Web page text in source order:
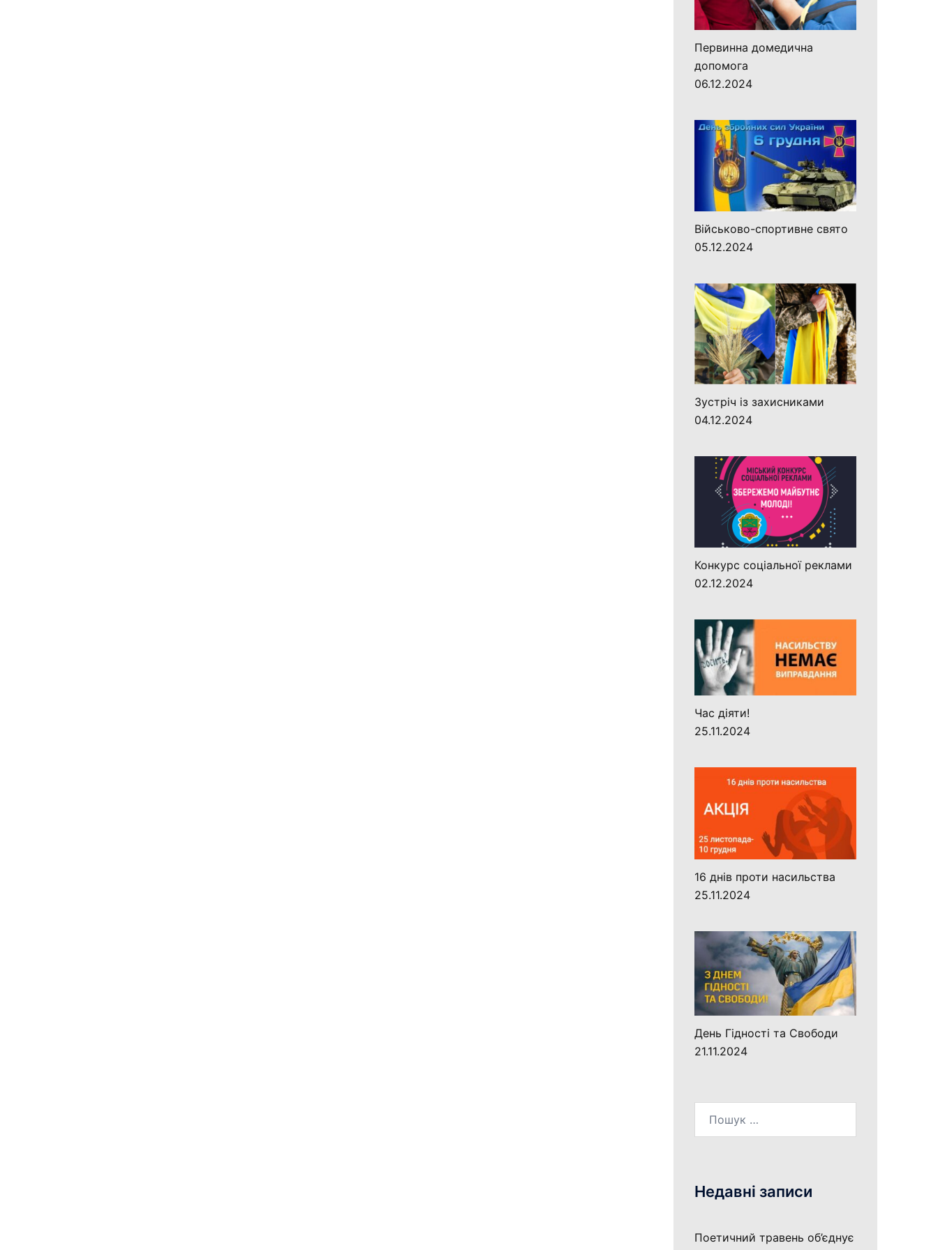
Первинна домедична
допомога
06.12.2024
Військово-спортивне свято
05.12.2024
Зустріч із захисниками
04.12.2024
Конкурс соціальної реклами
02.12.2024
Час діяти!
25.11.2024
16 днів проти насильства
25.11.2024
День Гідності та Свободи
21.11.2024
Недавні записи
Поетичний травень об’єднує